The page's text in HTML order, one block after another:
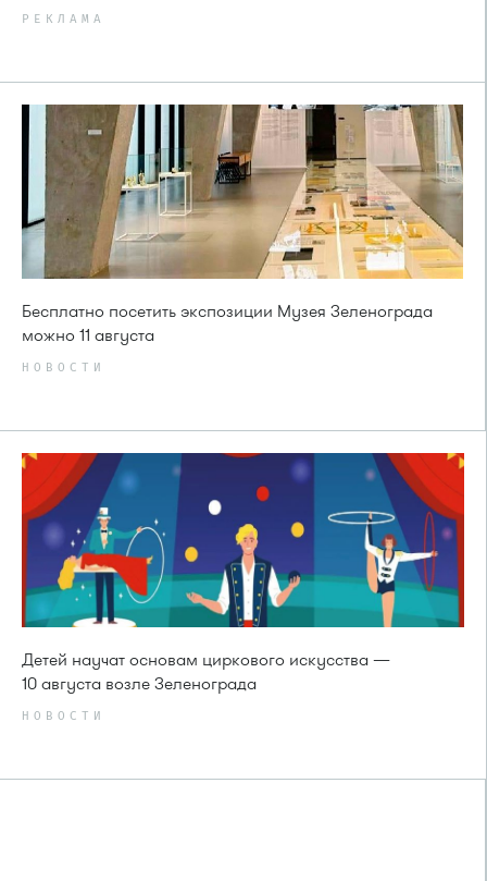
РЕКЛАМА
Бесплатно посетить экспозиции Музея Зеленограда
можно 11 августа
НОВОСТИ
Детей научат основам циркового искусства —
10 августа возле Зеленограда
НОВОСТИ